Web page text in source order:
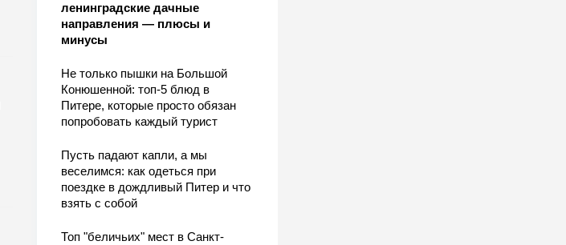
ленинградские дачные
направления — плюсы и
минусы
Не только пышки на Большой
Конюшенной: топ-5 блюд в
Питере, которые просто обязан
попробовать каждый турист
Пусть падают капли, а мы
веселимся: как одеться при
поездке в дождливый Питер и что
взять с собой
Топ "беличьих" мест в Санкт-